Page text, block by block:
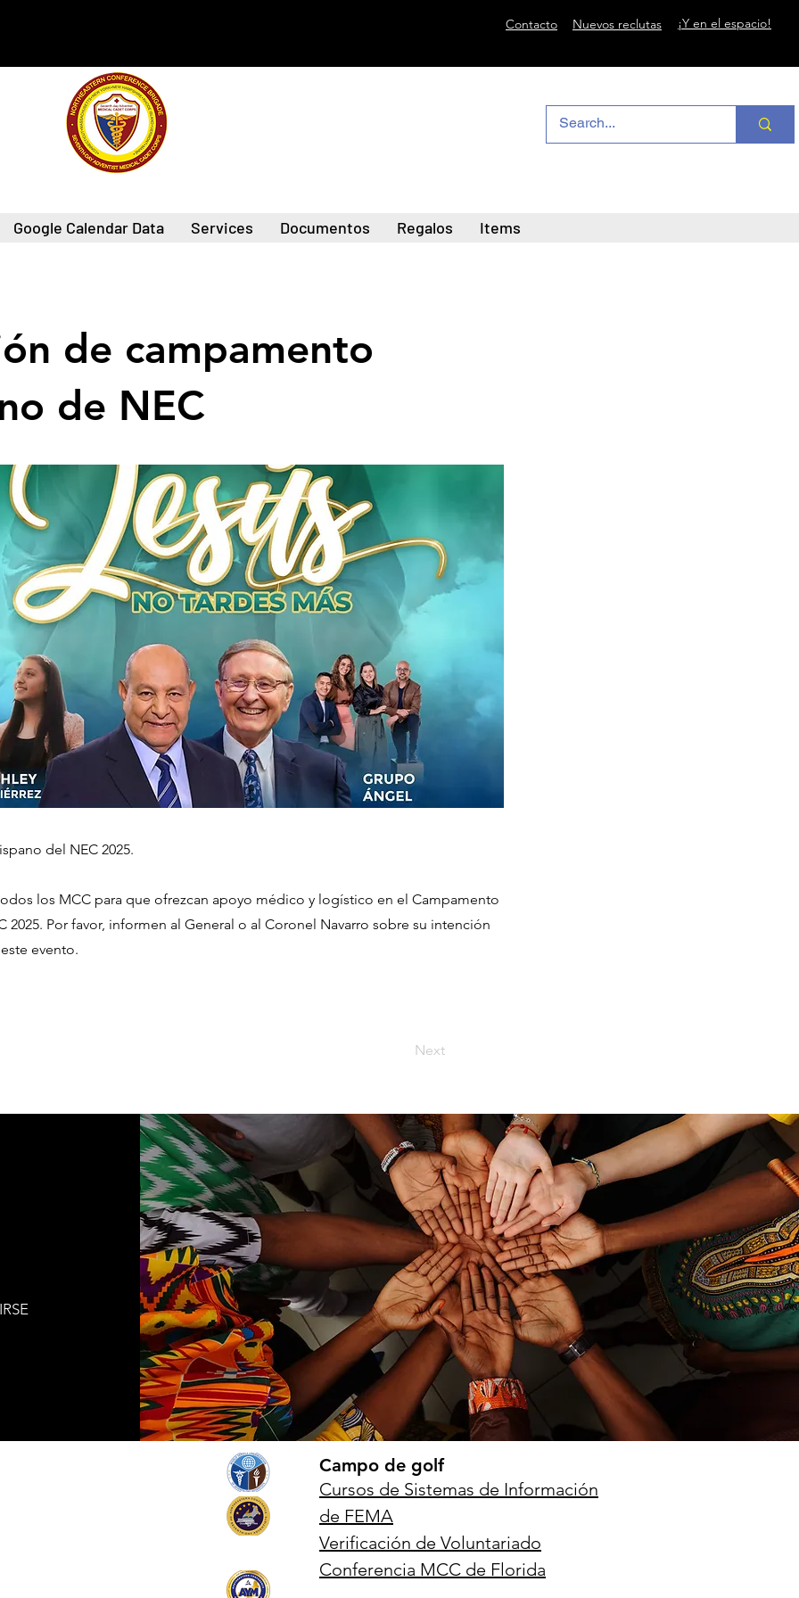
Contacto Nuevos reclutas ¡Y en el espacio!
Google Calendar Data Services Documentos Regalos Items
de campamento
de NEC
del NEC 2025.
los MCC para que ofrezcan apoyo médico y logístico en el Campamento
2025. Por favor, informen al General o al Coronel Navarro sobre su intención
evento.
Next
Campo de golf
Cursos de Sistemas de Información
de FEMA
Verificación de Voluntariado
Conferencia MCC de Florida